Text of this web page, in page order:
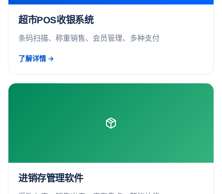
超市POS收银系统
条码扫描、称重销售、会员管理、多种支付
了解详情 →
进销存管理软件